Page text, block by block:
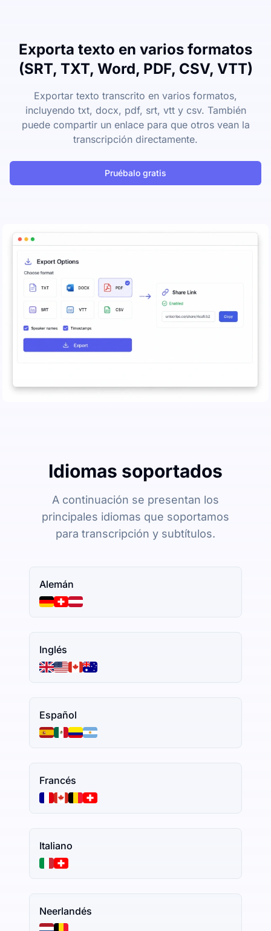
Exporta texto en varios formatos
(SRT, TXT, Word, PDF, CSV, VTT)
Exportar texto transcrito en varios formatos,
incluyendo txt, docx, pdf, srt, vtt y csv. También
puede compartir un enlace para que otros vean la
transcripción directamente.
Pruébalo gratis
Idiomas soportados
A continuación se presentan los
principales idiomas que soportamos
para transcripción y subtítulos.
Alemán
Inglés
Español
Francés
Italiano
Neerlandés